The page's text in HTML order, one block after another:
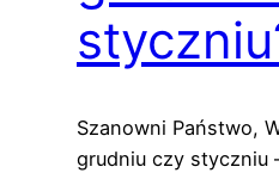
Szanowni Państwo,
grudniu czy styczniu